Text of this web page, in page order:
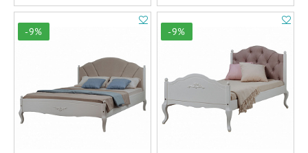
-9% -9%